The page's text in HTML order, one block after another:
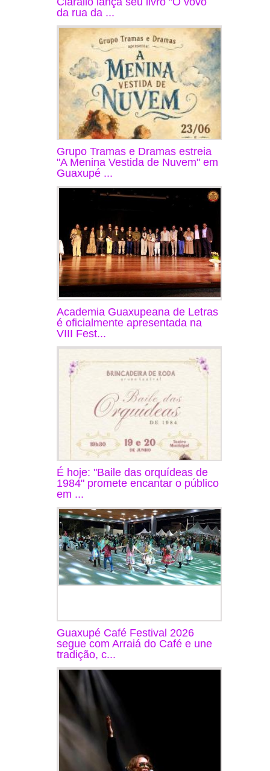
da rua da ...
Grupo Tramas e Dramas estreia
"A Menina Vestida de Nuvem" em
Guaxupé ...
Academia Guaxupeana de Letras
é oficialmente apresentada na
VIII Fest...
É hoje: "Baile das orquídeas de
1984" promete encantar o público
em ...
Guaxupé Café Festival 2026
segue com Arraiá do Café e une
tradição, c...